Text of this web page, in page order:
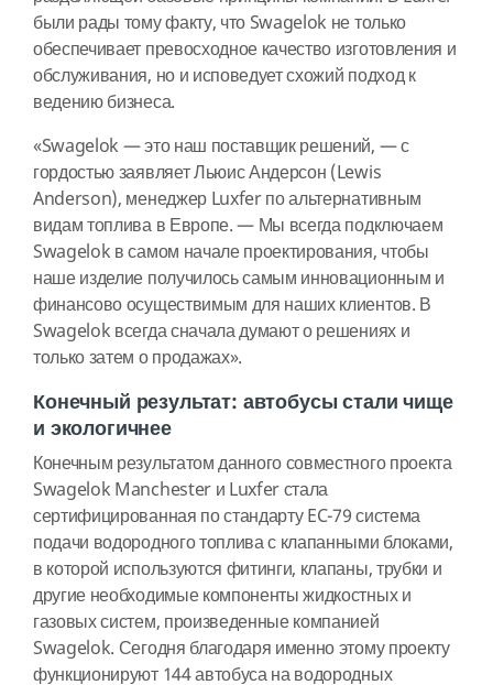
были рады тому факту, что Swagelok не только
обеспечивает превосходное качество изготовления и
обслуживания, но и исповедует схожий подход к
ведению бизнеса.
«Swagelok — это наш поставщик решений, — с
гордостью заявляет Льюис Андерсон (Lewis
Anderson), менеджер Luxfer по альтернативным
видам топлива в Европе. — Мы всегда подключаем
Swagelok в самом начале проектирования, чтобы
наше изделие получилось самым инновационным и
финансово осуществимым для наших клиентов. В
Swagelok всегда сначала думают о решениях и
только затем о продажах».
Конечный результат: автобусы стали чище
и экологичнее
Конечным результатом данного совместного проекта
Swagelok Manchester и Luxfer стала
сертифицированная по стандарту EC-79 система
подачи водородного топлива с клапанными блоками,
в которой используются фитинги, клапаны, трубки и
другие необходимые компоненты жидкостных и
газовых систем, произведенные компанией
Swagelok. Сегодня благодаря именно этому проекту
функционируют 144 автобуса на водородных